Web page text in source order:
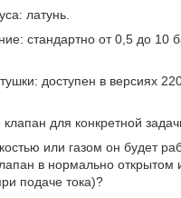
латунь.
стандартно от 0,5 до 10
доступен в версиях
для конкретной
или газом он будет
в нормально открытом
подаче тока)?